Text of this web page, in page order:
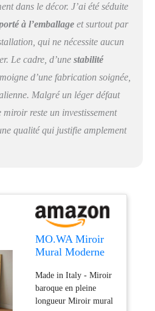
le couloir. La taille
large et la haute
réfraction du miroir en
d'éclairer n'importe
quelle pièce
dans le décor. J’ai été séduite
à l’emballageet surtout par
qui ne nécessite aucun
Le cadre, d’une stabilité
d’une fabrication soignée,
Malgré un léger défaut
reste un investissement
qualité qui justifie amplement
MO.WA Miroir
Mural Moderne
Italie, Miroir Or
55x145, Miroir
Mural
Made in Italy - Miroir
baroque en pleine
longueur Miroir mural